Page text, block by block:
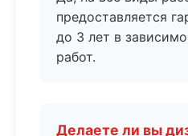
предоставляется
до 3 лет в
работ.
Делаете ли вы